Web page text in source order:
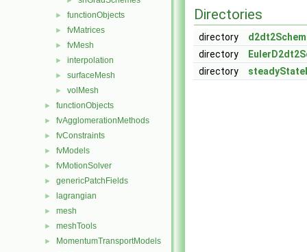
► functionObjects
► fvMatrices
► fvMesh
► interpolation
► surfaceMesh
► volMesh
► functionObjects
► fvAgglomerationMethods
► fvConstraints
► fvModels
► fvMotionSolver
► genericPatchFields
► lagrangian
► mesh
► meshTools
► MomentumTransportModels
Directories
directory
directory
directory